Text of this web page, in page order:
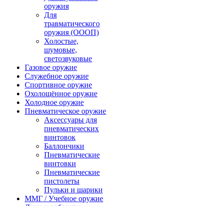
оружия
Для
травматического
оружия (ОООП)
Холостые,
шумовые,
светозвуковые
Газовое оружие
Служебное оружие
Спортивное оружие
Охолощённое оружие
Холодное оружие
Пневматическое оружие
Аксессуары для
пневматических
винтовок
Баллончики
Пневматические
винтовки
Пневматические
пистолеты
Пульки и шарики
ММГ / Учебное оружие